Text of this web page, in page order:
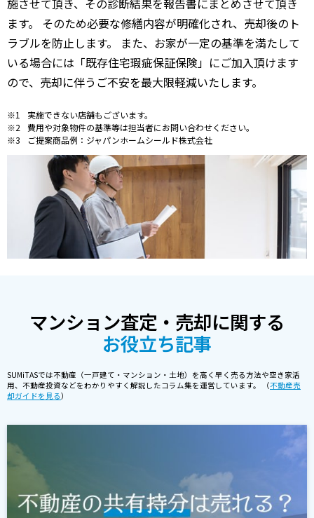
施させて頂き、その診断結果を報告書にまとめさせて頂き
ます。 そのため必要な修繕内容が明確化され、売却後のト
ラブルを防止します。 また、お家が一定の基準を満たして
いる場合には「既存住宅瑕疵保証保険」にご加入頂けます
ので、売却に伴うご不安を最大限軽減いたします。
実施できない店舗もございます。
費用や対象物件の基準等は担当者にお問い合わせください。
ご提案商品例：ジャパンホームシールド株式会社
マンション査定・売却に関する
お役立ち記事
SUMiTASでは不動産（一戸建て・マンション・土地）を高く早く売る方法や空き家活
用、不動産投資などをわかりやすく解説したコラム集を運営しています。 （不動産売
却ガイドを見る）